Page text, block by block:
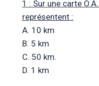
1 : Sur une carte
représentent :
A. 10 km
B. 5 km
C. 50 km.
D. 1 km